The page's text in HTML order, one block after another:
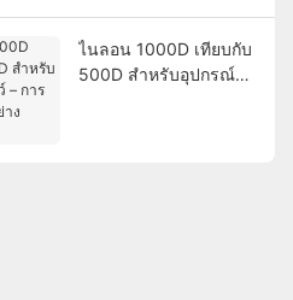
ไนลอน 1000D เทียบกับ
500D สำหรับอุปกรณ์ล่า